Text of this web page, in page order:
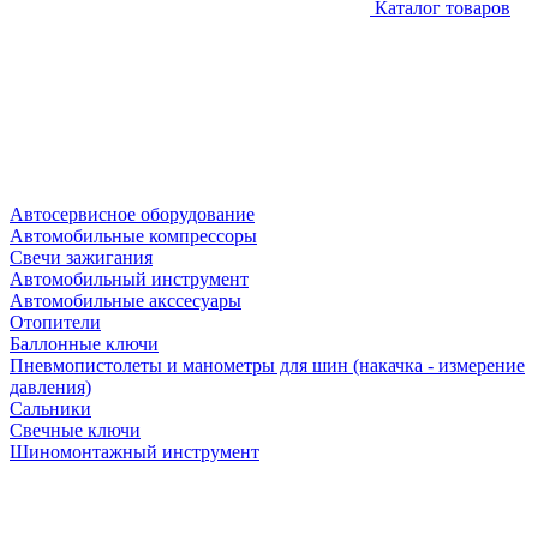
Каталог товаров
Автосервисное оборудование
Автомобильные компрессоры
Свечи зажигания
Автомобильный инструмент
Автомобильные акссесуары
Отопители
Баллонные ключи
Пневмопистолеты и манометры для шин (накачка - измерение
давления)
Сальники
Свечные ключи
Шиномонтажный инструмент